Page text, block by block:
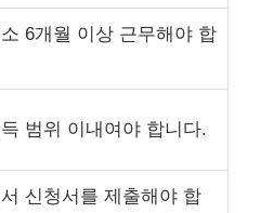
6개월 이상 근무해야 합
범위 이내여야 합니다.
신청서를 제출해야 합